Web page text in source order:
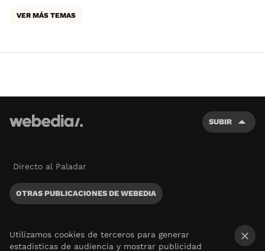
VER MÁS TEMAS
SUBIR
Directo al Paladar
OTRAS PUBLICACIONES DE WEBEDIA
Utilizamos cookies de terceros para generar
estadísticas de audiencia y mostrar publicidad